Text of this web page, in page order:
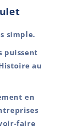
simple.
puissent
au
en
faire